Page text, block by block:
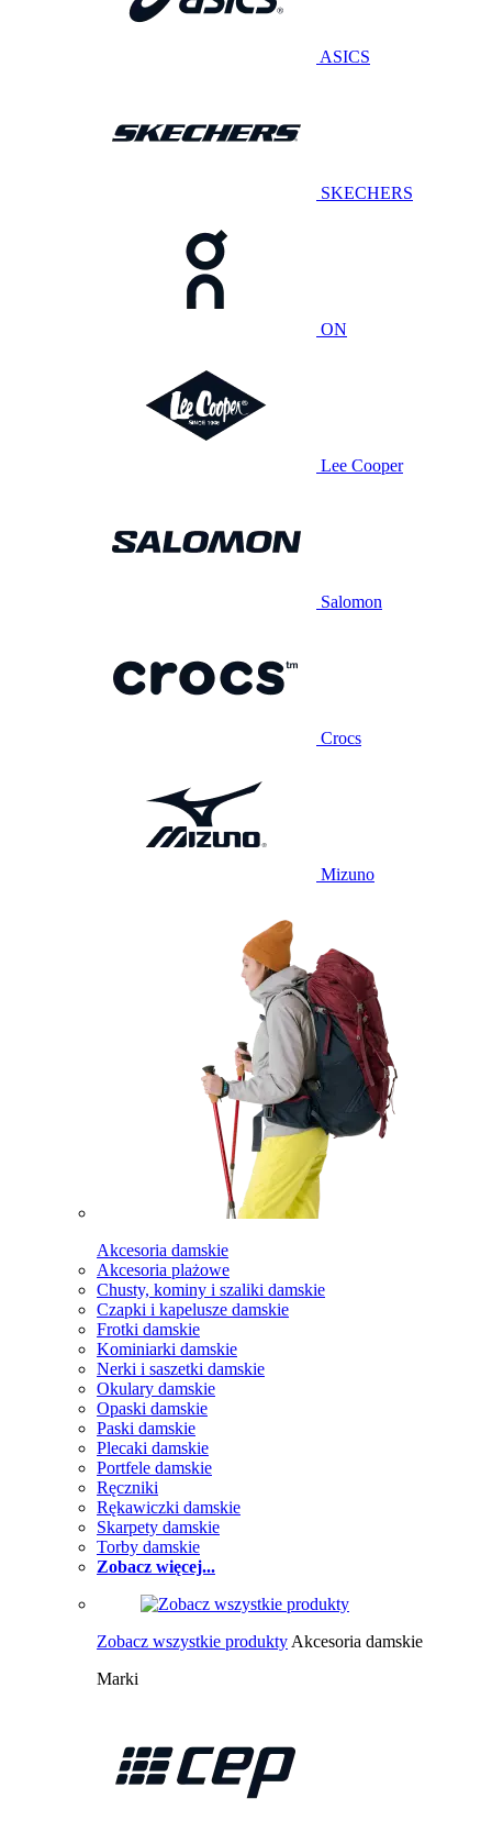
ASICS
SKECHERS
ON
Lee Cooper
Salomon
Crocs
Mizuno
Akcesoria damskie
Akcesoria plażowe
Chusty, kominy i szaliki damskie
Czapki i kapelusze damskie
Frotki damskie
Kominiarki damskie
Nerki i saszetki damskie
Okulary damskie
Opaski damskie
Paski damskie
Plecaki damskie
Portfele damskie
Ręczniki
Rękawiczki damskie
Skarpety damskie
Torby damskie
Zobacz więcej...
Zobacz wszystkie produkty Akcesoria damskie
Marki